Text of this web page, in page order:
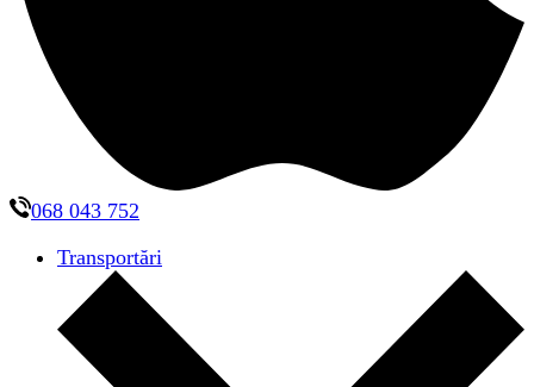
068 043 752
Transportări